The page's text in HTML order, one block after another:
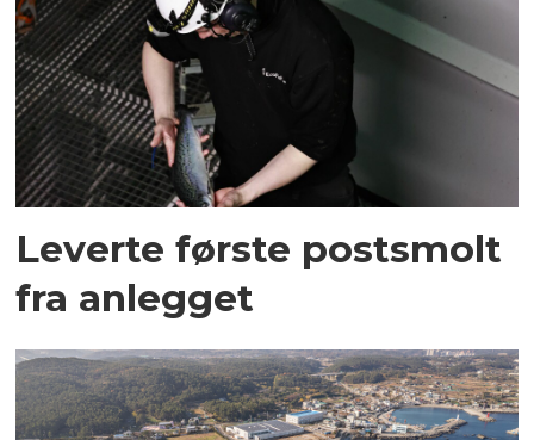
Leverte første postsmolt
fra anlegget